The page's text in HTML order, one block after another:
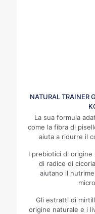
NATURAL TRAINER
La sua formula
come la fibra di
aiuta a ridurre il
I prebiotici di origine
di radice di
aiutano il
Gli estratti di
origine naturale e i